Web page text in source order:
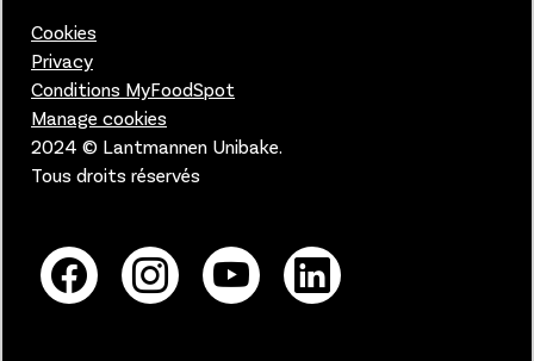
Cookies
Privacy
Conditions MyFoodSpot
Manage cookies
2024 © Lantmannen Unibake.
Tous droits réservés